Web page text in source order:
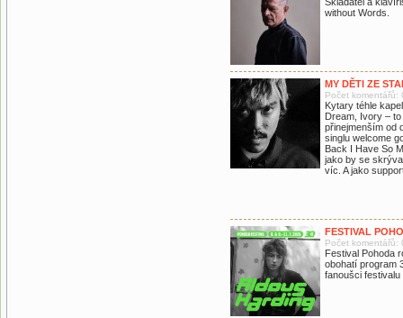
without Words.
MY DĚTI ZE
Počet komentářů:
Kytary téhle
Dream, Ivory –
přinejmenším od
singlu welcome
Back I Have So
jako by se
víc. A jako
FESTIVAL
Počet komentářů:
Festival Pohoda
obohatí program
fanoušci